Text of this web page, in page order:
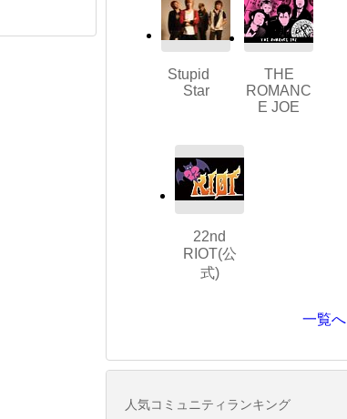
Stupid
Star
THE
ROMANC
E JOE
22nd
RIOT(公
式)
一覧へ
人気コミュニティランキング